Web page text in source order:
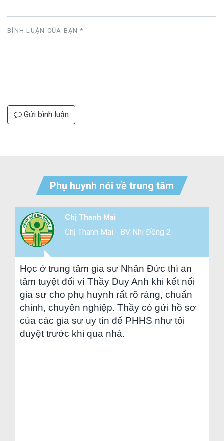
BÌNH LUẬN CỦA BẠN *
Gửi bình luận
Phụ huynh nói về trung tâm
Chị Thanh Mai
Chị Thanh Mai - BV Nhi Đồng 2
ở trung tâm gia sư Nhân Đức thì an
tuyệt đối vì Thầy Duy Anh khi kết nối
sư cho phụ huynh rất rõ ràng, chuẩn
chuyên nghiệp. Thầy có gửi hồ sơ
các gia sư uy tín để PHHS như tôi
trước khi qua nhà.